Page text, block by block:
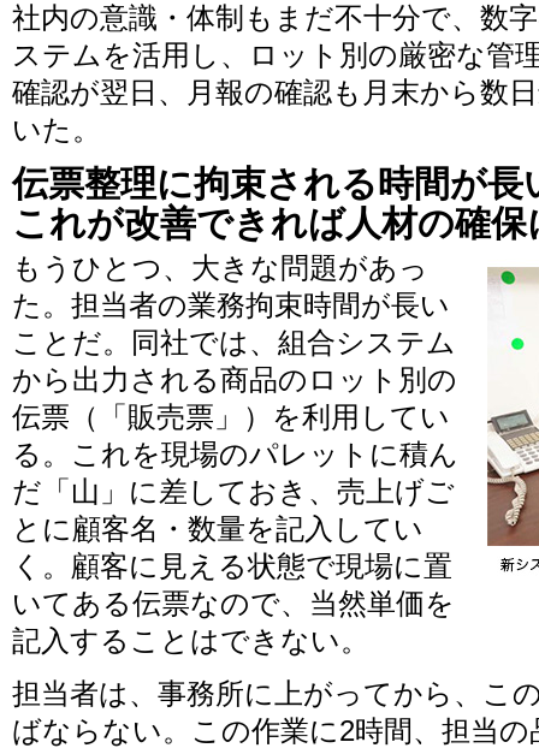
社内の意識・体制もまだ不十分で、数
ステムを活用し、ロット別の厳密な管
確認が翌日、月報の確認も月末から数
いた。
伝票整理に拘束される時間が長
これが改善できれば人材の確
もうひとつ、大きな問題があっ
た。担当者の業務拘束時間が長い
ことだ。同社では、組合システム
から出力される商品のロット別の
伝票（「販売票」）を利用してい
る。これを現場のパレットに積ん
だ「山」に差しておき、売上げご
とに顧客名・数量を記入してい
く。顧客に見える状態で現場に置
いてある伝票なので、当然単価を
記入することはできない。
担当者は、事務所に上がってから、こ
ばならない。この作業に2時間、担当